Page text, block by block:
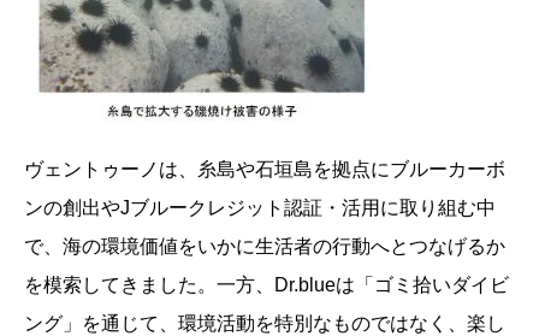
ヴェントゥーノは、糸島や石垣島を拠点にブルーカーボ
ンの創出やJブルークレジット認証・活用に取り組む中
で、海の環境価値をいかに生活者の行動へとつなげるか
を模索してきました。一方、Dr.blueは「ゴミ拾いダイビ
ング」を通じて、環境活動を特別なものではなく、楽し